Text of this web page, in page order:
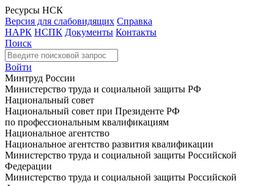
Ресурсы НСК
Версия для слабовидящих Справка
НАРК НСПК Документы Контакты
Поиск
Войти
Минтруд России
Министерство труда и социальной защиты РФ
Национальный совет
Национальный совет при Президенте РФ
по профессиональным квалификациям
Национальное агентство
Национальное агентство развития квалификации
Министерство труда и социальной защиты Российской
Федерации
Министерство труда и социальной защиты Российской